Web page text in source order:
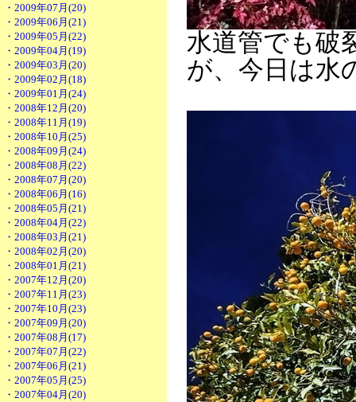
・2009年07月(20)
・2009年06月(21)
・2009年05月(22)
・2009年04月(19)
・2009年03月(20)
・2009年02月(18)
・2009年01月(24)
・2008年12月(20)
・2008年11月(19)
・2008年10月(25)
・2008年09月(24)
・2008年08月(22)
・2008年07月(20)
・2008年06月(16)
・2008年05月(21)
・2008年04月(22)
・2008年03月(21)
・2008年02月(20)
・2008年01月(21)
・2007年12月(20)
・2007年11月(23)
・2007年10月(23)
・2007年09月(20)
・2007年08月(17)
・2007年07月(22)
・2007年06月(21)
・2007年05月(25)
・2007年04月(20)
水道管でも破
が、今日は水